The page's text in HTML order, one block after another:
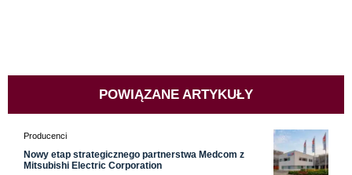
POWIĄZANE ARTYKUŁY
Producenci
Nowy etap strategicznego partnerstwa Medcom z
Mitsubishi Electric Corporation